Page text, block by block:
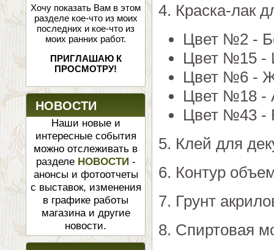
Хочу показать Вам в этом
разделе кое-что из моих
последних и кое-что из
моих ранних работ.
ПРИГЛАШАЮ К
ПРОСМОТРУ!
НОВОСТИ
Наши новые и
интересные события
можно отслеживать в
разделе НОВОСТИ -
анонсы и фотоотчеты
с выставок, изменения
в графике работы
магазина и другие
новости.
4. Краска-лак
Цвет №2 -
Цвет №15 -
Цвет №6 -
Цвет №18 -
Цвет №43 -
5. Клей для
6. Контур
7. Грунт
8. Спиртовая